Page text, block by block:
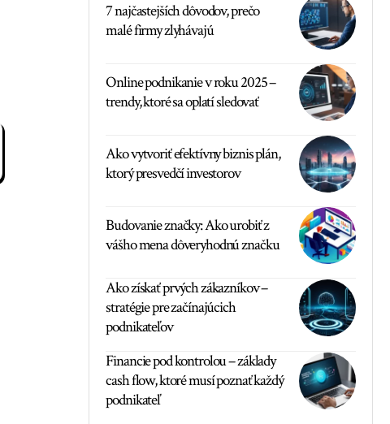
7 najčastejších dôvodov, prečo
malé firmy zlyhávajú
Online podnikanie v roku 2025 –
trendy, ktoré sa oplatí sledovať
Ako vytvoriť efektívny biznis plán,
ktorý presvedčí investorov
Budovanie značky: Ako urobiť z
vášho mena dôveryhodnú značku
Ako získať prvých zákazníkov –
stratégie pre začínajúcich
podnikateľov
Financie pod kontrolou – základy
cash flow, ktoré musí poznať každý
podnikateľ